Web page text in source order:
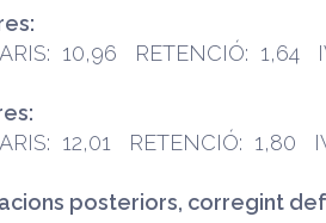
10,96 RETENCIÓ: 1,64
12,01 RETENCIÓ: 1,80
posteriors, corregint